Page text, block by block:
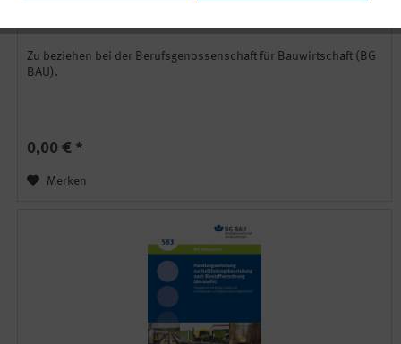
Zu beziehen bei der Berufsgenossenschaft für Bauwirtschaft (BG
BAU).
0,00 € *
Merken